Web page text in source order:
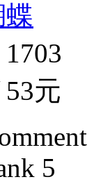
1703
53元